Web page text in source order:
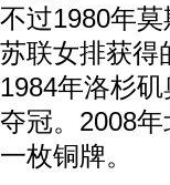
不过1980年
苏联女排获得
1984年洛杉
夺冠。2008
一枚铜牌。